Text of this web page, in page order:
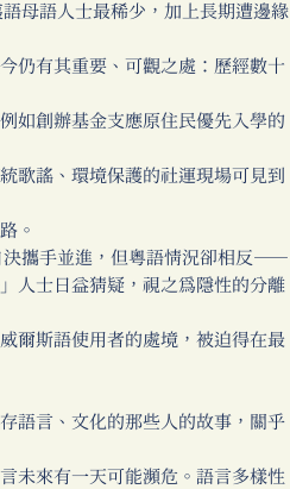
母語人士最稀少，加上長期遭邊緣
仍有其重要、可觀之處：歷經數十
如創辦基金支應原住民優先入學的
歌謠、環境保護的社運現場可見到
。
攜手並進，但粵語情況卻相反──
人士日益猜疑，視之為隱性的分離
爾斯語使用者的處境，被迫得在最
語言、文化的那些人的故事，關乎
未來有一天可能瀕危。語言多樣性